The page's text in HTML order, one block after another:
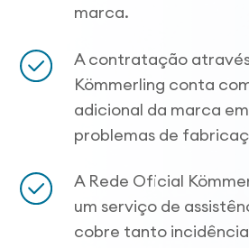
marca.
A contratação
Kömmerling conta
adicional da marca
problemas de
A Rede Oficial
um serviço de
cobre tanto